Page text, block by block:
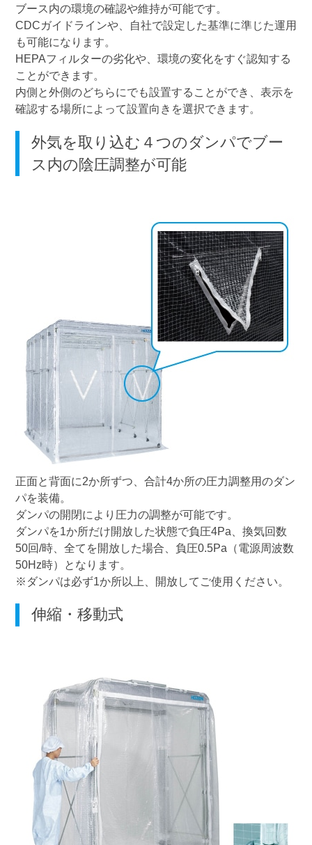
ブース内の環境の確認や維持が可能です。
CDCガイドラインや、自社で設定した基準に準じた運用
も可能になります。
HEPAフィルターの劣化や、環境の変化をすぐ認知する
ことができます。
内側と外側のどちらにでも設置することができ、表示を
確認する場所によって設置向きを選択できます。
外気を取り込む４つのダンパでブー
ス内の陰圧調整が可能
正面と背面に2か所ずつ、合計4か所の圧力調整用のダン
パを装備。
ダンパの開閉により圧力の調整が可能です。
ダンパを1か所だけ開放した状態で負圧4Pa、換気回数
50回/時、全てを開放した場合、負圧0.5Pa（電源周波数
50Hz時）となります。
※ダンパは必ず1か所以上、開放してご使用ください。
伸縮・移動式